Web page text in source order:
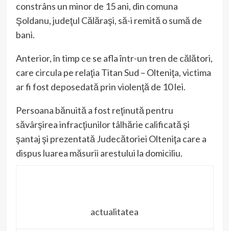
constrâns un minor de 15 ani, din comuna
Şoldanu, judeţul Călăraşi, să-i remită o sumă de
bani.
Anterior, în timp ce se afla într-un tren de călători,
care circula pe relaţia Titan Sud – Olteniţa, victima
ar fi fost deposedată prin violenţă de 10 lei.
Persoana bănuită a fost reţinută pentru
săvârşirea infracţiunilor tâlhărie calificată şi
şantaj şi prezentată Judecătoriei Olteniţa care a
dispus luarea măsurii arestului la domiciliu.
actualitatea